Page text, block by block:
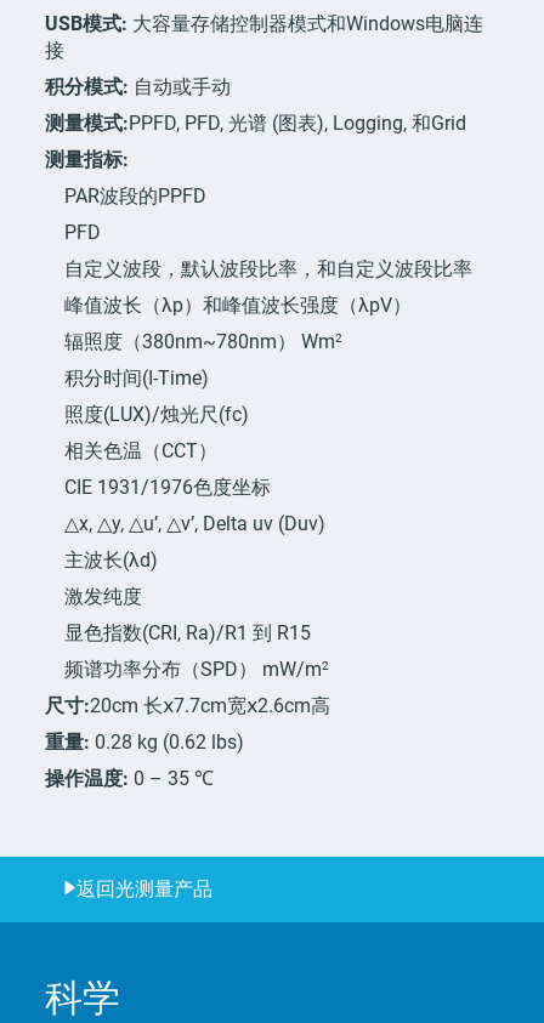
USB模式: 大容量存储控制器模式和Windows电脑连
接
积分模式: 自动或手动
测量模式:PPFD, PFD, 光谱 (图表), Logging, 和Grid
测量指标:
PAR波段的PPFD
PFD
自定义波段，默认波段比率，和自定义波段比率
峰值波长（λp）和峰值波长强度（λpV）
辐照度（380nm~780nm） Wm2
积分时间(I-Time)
照度(LUX)/烛光尺(fc)
相关色温（CCT）
CIE 1931/1976色度坐标
△x, △y, △u’, △v’, Delta uv (Duv)
主波长(λd)
激发纯度
显色指数(CRI, Ra)/R1 到 R15
频谱功率分布（SPD） mW/m2
尺寸:20cm 长ⅹ7.7cm宽ⅹ2.6cm高
重量: 0.28 kg (0.62 lbs)
操作温度: 0 – 35 ℃
返回光测量产品
科学